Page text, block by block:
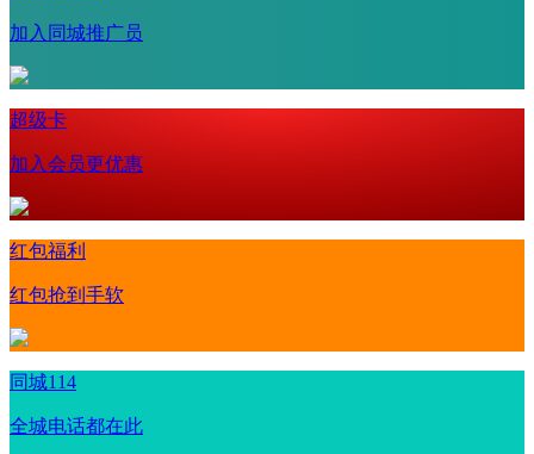
加入同城推广员
超级卡
加入会员更优惠
红包福利
红包抢到手软
同城114
全城电话都在此